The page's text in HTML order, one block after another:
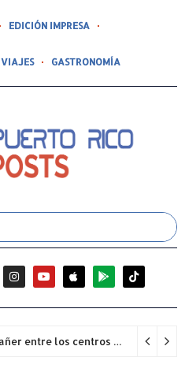
EDICIÓN IMPRESA
VIAJES GASTRONOMÍA
Hospital General de Castañer entre los centros de salud comunitarios con mejor desempeño clínico de Estados Unidos